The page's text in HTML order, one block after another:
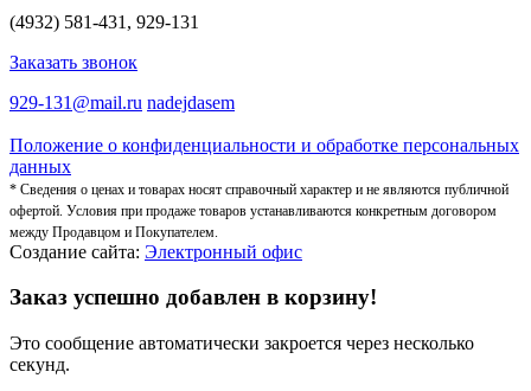
(4932) 581-431, 929-131
Заказать звонок
929-131@mail.ru nadejdasem
Положение о конфиденциальности и обработке персональных
данных
* Сведения о ценах и товарах носят справочный характер и не являются публичной
офертой. Условия при продаже товаров устанавливаются конкретным договором
между Продавцом и Покупателем.
Создание сайта: Электронный офис
Заказ успешно добавлен в корзину!
Это сообщение автоматически закроется через несколько
секунд.